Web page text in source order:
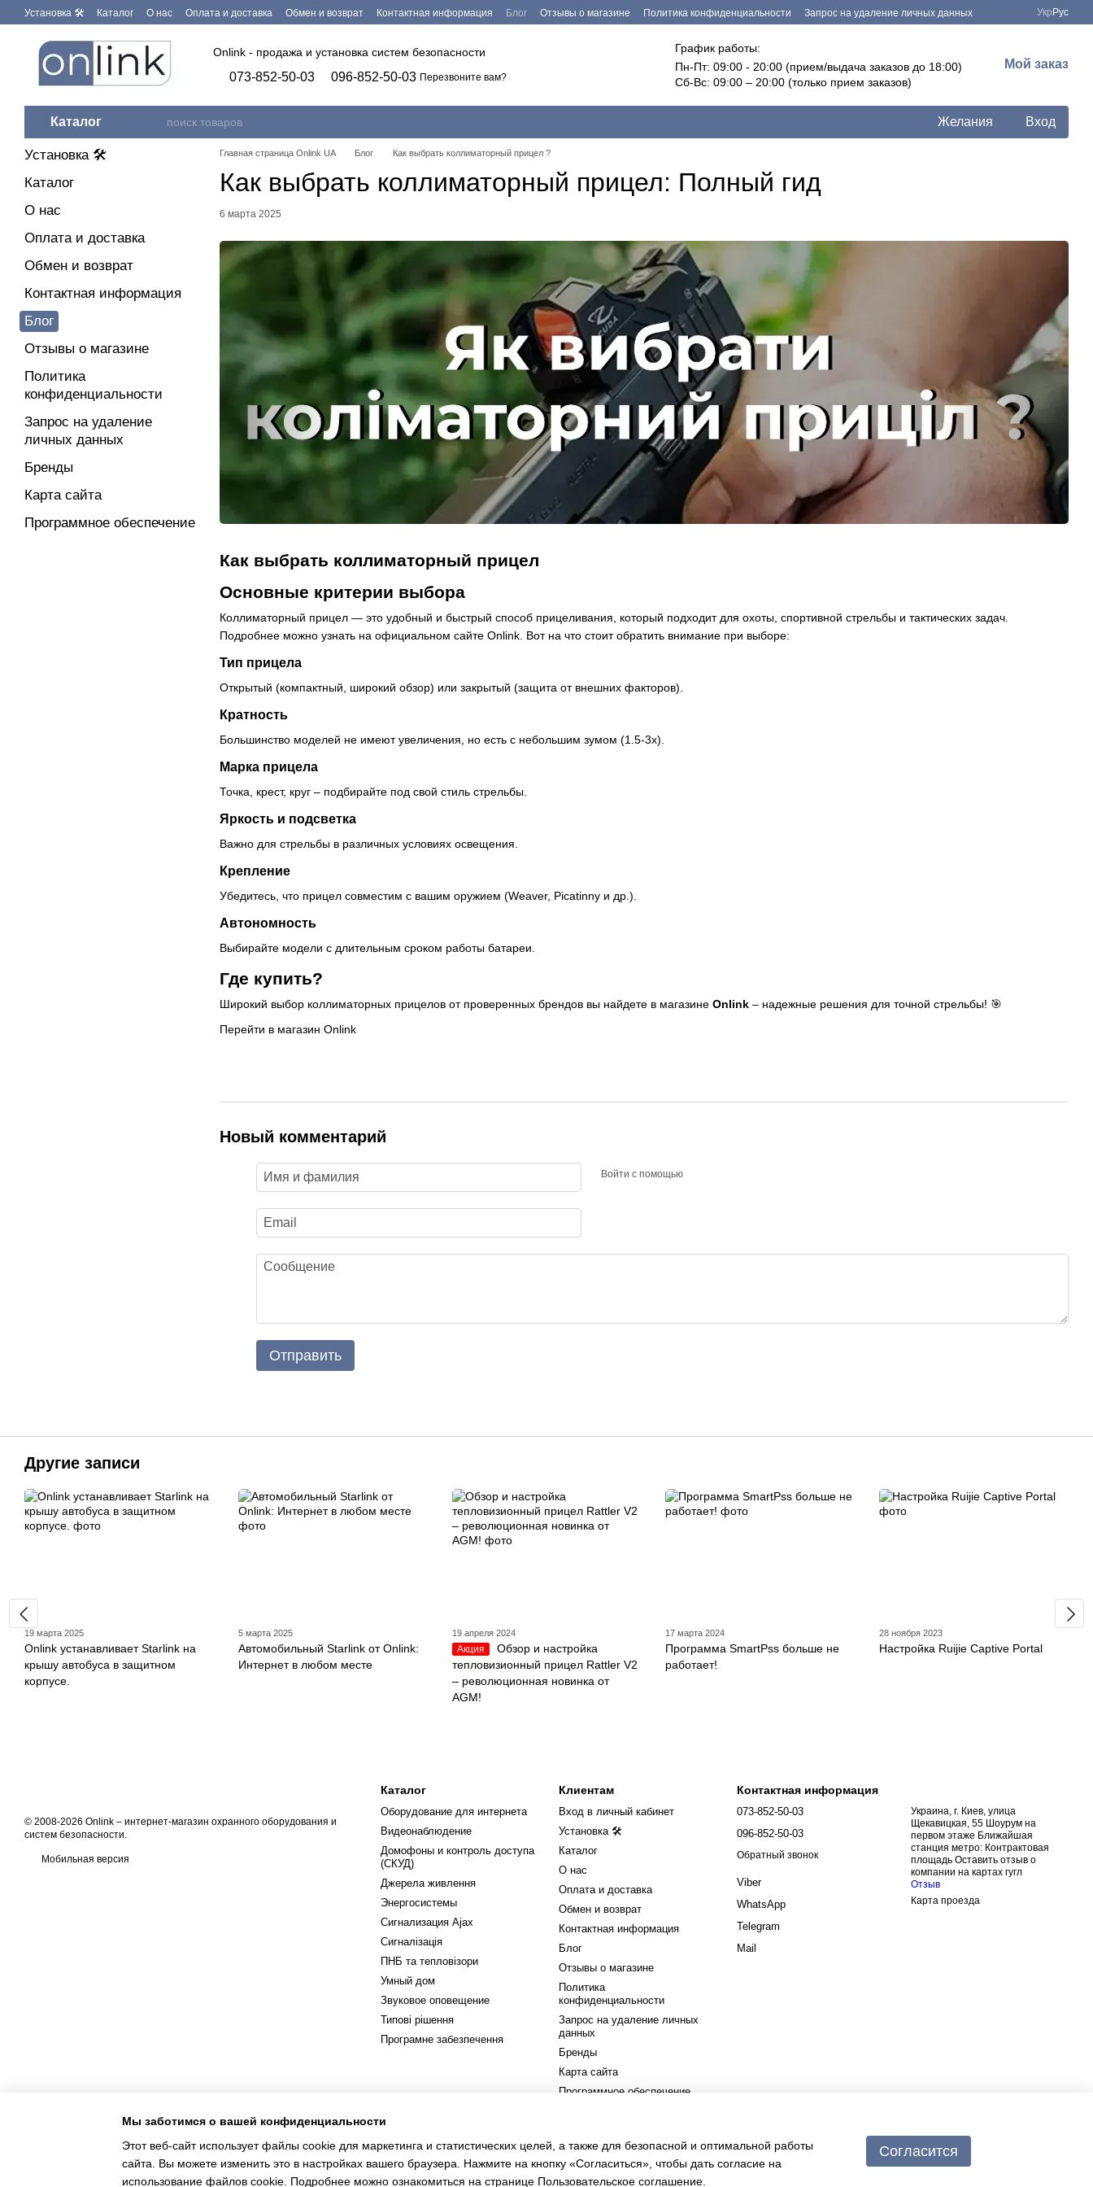
Перейти к основному контенту
Установка 🛠 Каталог О нас Оплата и доставка Обмен и возврат Контактная информация Блог Отзывы о магазине Политика конфиденциальности
Запрос на удаление личных данных
Укр Рус
Onlink - продажа и установка систем безопасности
073-852-50-03 096-852-50-03 Перезвоните вам?
График работы:
Пн-Пт: 09:00 - 20:00 (прием/выдача заказов до 18:00)
Сб-Вс: 09:00 – 20:00 (только прием заказов)
Мой заказ
Каталог Желания Вход
Главная страница Onlink UA Блог Как выбрать коллиматорный прицел ?
Как выбрать коллиматорный прицел: Полный гид
6 марта 2025
Как выбрать коллиматорный прицел
Основные критерии выбора
Коллиматорный прицел — это удобный и быстрый способ прицеливания, который подходит для охоты, спортивной стрельбы и тактических задач.
Подробнее можно узнать на официальном сайте Onlink. Вот на что стоит обратить внимание при выборе:
Тип прицела
Открытый (компактный, широкий обзор) или закрытый (защита от внешних факторов).
Кратность
Большинство моделей не имеют увеличения, но есть с небольшим зумом (1.5-3x).
Марка прицела
Точка, крест, круг – подбирайте под свой стиль стрельбы.
Яркость и подсветка
Важно для стрельбы в различных условиях освещения.
Крепление
Убедитесь, что прицел совместим с вашим оружием (Weaver, Picatinny и др.).
Автономность
Выбирайте модели с длительным сроком работы батареи.
Где купить?
Широкий выбор коллиматорных прицелов от проверенных брендов вы найдете в магазине Onlink – надежные решения для точной стрельбы! 🎯
Перейти в магазин Onlink
Новый комментарий
Войти с помощью
Отправить
Установка 🛠
Каталог
О нас
Оплата и доставка
Обмен и возврат
Контактная информация
Блог
Отзывы о магазине
Политика
конфиденциальности
Запрос на удаление
личных данных
Бренды
Карта сайта
Программное обеспечение
Другие записи
19 марта 2025
Onlink устанавливает Starlink на
крышу автобуса в защитном
корпусе.
5 марта 2025
Автомобильный Starlink от Onlink:
Интернет в любом месте
19 апреля 2024
Акция
Обзор и настройка
тепловизионный прицел Rattler V2
– революционная новинка от
AGM!
17 марта 2024
Программа SmartPss больше не
работает!
28 ноября 2023
Настройка Ruijie Captive Portal
© 2008-2026 Onlink – интернет-магазин охранного оборудования и
систем безопасности.
Мобильная версия
Каталог
Оборудование для интернета
Видеонаблюдение
Домофоны и контроль доступа
(СКУД)
Джерела живлення
Энергосистемы
Сигнализация Ajax
Сигналізація
ПНБ та тепловізори
Умный дом
Звуковое оповещение
Типові рішення
Програмне забезпечення
Клиентам
Вход в личный кабинет
Установка 🛠
Каталог
О нас
Оплата и доставка
Обмен и возврат
Контактная информация
Блог
Отзывы о магазине
Политика
конфиденциальности
Запрос на удаление личных
данных
Бренды
Карта сайта
Программное обеспечение
Контактная информация
073-852-50-03
096-852-50-03
Обратный звонок
Viber
WhatsApp
Telegram
Mail
Украина, г. Киев, улица
Щекавицкая, 55 Шоурум на
первом этаже Ближайшая
станция метро: Контрактовая
площадь Оставить отзыв о
компании на картах гугл
Отзыв
Карта проезда
Мы заботимся о вашей конфиденциальности
Этот веб-сайт использует файлы cookie для маркетинга и статистических целей, а также для безопасной и оптимальной работы
сайта. Вы можете изменить это в настройках вашего браузера. Нажмите на кнопку «Согласиться», чтобы дать согласие на
использование файлов cookie. Подробнее можно ознакомиться на странице Пользовательское соглашение
Согласится